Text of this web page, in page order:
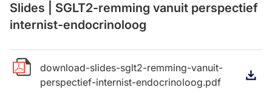
Slides | SGLT2-remming vanuit perspectief
internist-endocrinoloog
download-slides-sglt2-remming-vanuit-
perspectief-internist-endocrinoloog.pdf